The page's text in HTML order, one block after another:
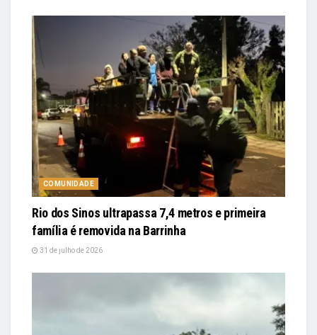
COMUNIDADE
Rio dos Sinos ultrapassa 7,4 metros e primeira
família é removida na Barrinha
31 de julho de 2026